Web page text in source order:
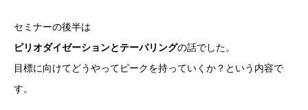
セミナーの後半は
ピリオダイゼーションとテーパリングの話でした。
目標に向けてどうやってピークを持っていくか？という内容で
す。